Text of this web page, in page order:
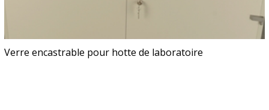
Verre encastrable pour hotte de laboratoire